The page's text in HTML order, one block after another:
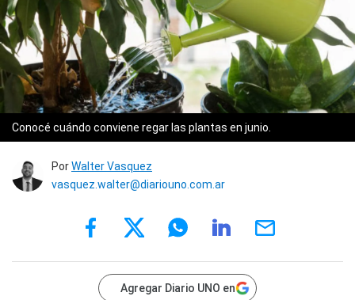
Conocé cuándo conviene regar las plantas en junio.
PorWalter Vasquez
vasquez.walter@diariouno.com.ar
Agregar Diario UNO en